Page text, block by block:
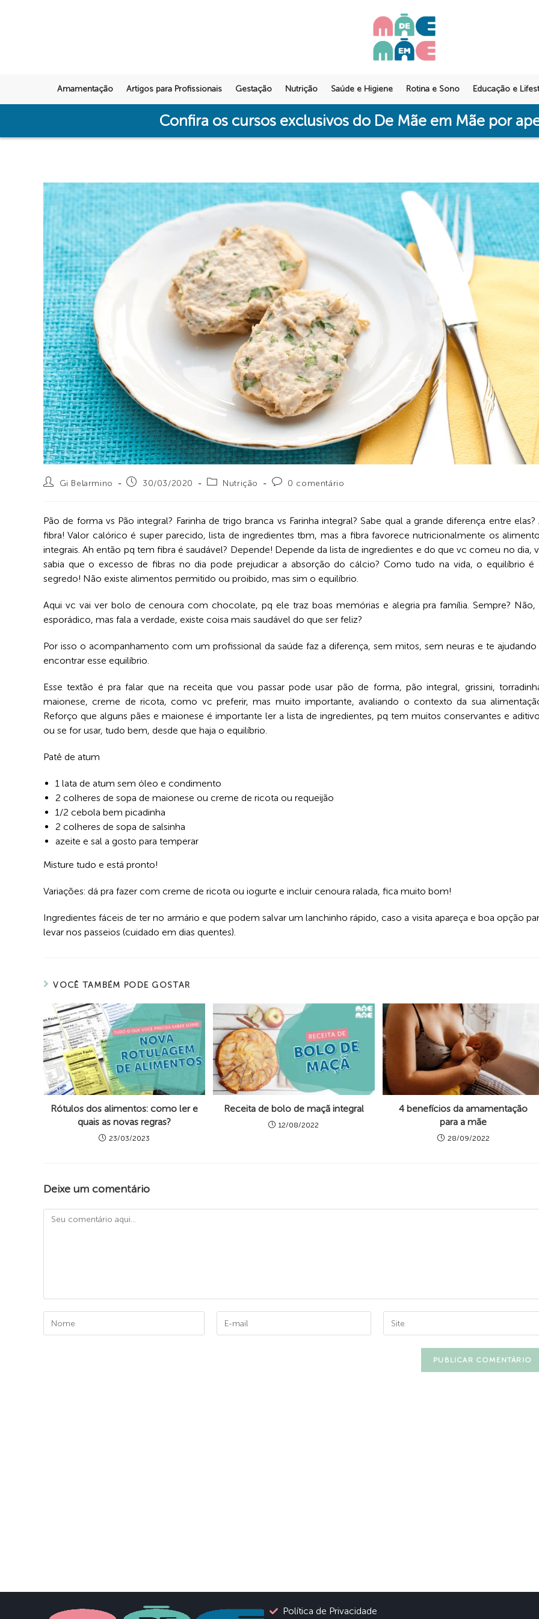
Amamentação Artigos para Profissionais Gestação Nutrição Saúde e Higiene Rotina e Sono Educação e
Confira os cursos exclusivos do De Mãe em Mãe por
Gi Belarmino 30/03/2020 Nutrição 0 comentário
Pão de forma vs Pão integral? Farinha de trigo branca vs Farinha integral? Sabe qual a grande diferença entre elas?
fibra! Valor calórico é super parecido, lista de ingredientes tbm, mas a fibra favorece nutricionalmente os
integrais. Ah então pq tem fibra é saudável? Depende! Depende da lista de ingredientes e do que vc comeu no dia,
sabia que o excesso de fibras no dia pode prejudicar a absorção do cálcio? Como tudo na vida, o equilíbrio é
segredo! Não existe alimentos permitido ou proibido, mas sim o equilíbrio.
Aqui vc vai ver bolo de cenoura com chocolate, pq ele traz boas memórias e alegria pra família. Sempre? Não,
esporádico, mas fala a verdade, existe coisa mais saudável do que ser feliz?
Por isso o acompanhamento com um profissional da saúde faz a diferença, sem mitos, sem neuras e te ajudando
encontrar esse equilíbrio.
Esse textão é pra falar que na receita que vou passar pode usar pão de forma, pão integral, grissini,
maionese, creme de ricota, como vc preferir, mas muito importante, avaliando o contexto da sua
Reforço que alguns pães e maionese é importante ler a lista de ingredientes, pq tem muitos conservantes e
ou se for usar, tudo bem, desde que haja o equilíbrio.
Patê de atum
1 lata de atum sem óleo e condimento
2 colheres de sopa de maionese ou creme de ricota ou requeijão
1/2 cebola bem picadinha
2 colheres de sopa de salsinha
azeite e sal a gosto para temperar
Misture tudo e está pronto!
Variações: dá pra fazer com creme de ricota ou iogurte e incluir cenoura ralada, fica muito bom!
Ingredientes fáceis de ter no armário e que podem salvar um lanchinho rápido, caso a visita apareça e boa opção
levar nos passeios (cuidado em dias quentes).
VOCÊ TAMBÉM PODE GOSTAR
Rótulos dos alimentos: como ler e
quais as novas regras?
23/03/2023
Receita de bolo de maçã integral
12/08/2022
4 benefícios da amamentação
para a mãe
28/09/2022
Deixe um comentário
Política de Privacidade